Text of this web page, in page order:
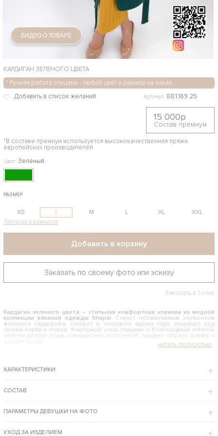
ВИДЕО О ТОВАРЕ
КАРДИГАН ЗЕЛЕНОГО ЦВЕТА
* Ручная работа спицами - любой цвет и размер на заказ
Артикул 88.1.169.25
15 000р
Состав премиум
*В составе премиум используется высококачественная пряжа
европейских производителей
Цвет Зелёный
РАЗМЕР
XS S M L XL
XXL
Таблица размеров
Добавить в корзину
Заказать по своему фото или эскизу
Заказать в 1 клик
Кардиган зеленого цвета – стильная комфортная новинка из модной
коллекции вязаной одежды Shapar. Станет незаменимым элементом
женского гардероба, согреет в холодное время года, подойдет под
любой наряд и повод. Фактурный узор спицами и благородный оттенок
зелени делает вещь совершенно особенной, придает образу шарма и
элегантности.
женственными платьями, узкими джинсами и строгими брюками.
юбками-карандаш. Широкие рукава, длина макси, объемный фасон – все
это одинаково уместно смотрится на стройных девушках и женщинах
курьером по столице и отправкой по РФ и за рубеж.
ХАРАКТЕРИСТИКИ
СОСТАВ
ПАРАМЕТРЫ ДЕВУШКИ НА ФОТО
УХОД ЗА ИЗДЕЛИЕМ